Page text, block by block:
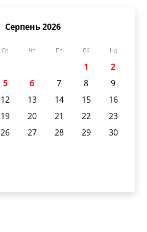
Серпень 2026
Ср Чт Пт Сб Нд
1
2
5 6 7 8
9
12 13 14 15
16
19 20 21 22
23
26 27 28 29
30